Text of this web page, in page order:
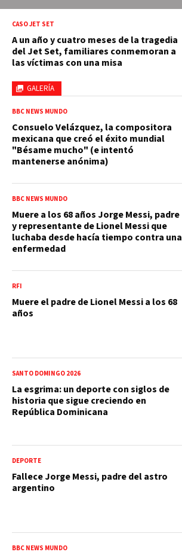
GALERÍA
CASO JET SET
A un año y cuatro meses de la tragedia
del Jet Set, familiares conmemoran a
las víctimas con una misa
BBC NEWS MUNDO
Consuelo Velázquez, la compositora
mexicana que creó el éxito mundial
"Bésame mucho" (e intentó
mantenerse anónima)
BBC NEWS MUNDO
Muere a los 68 años Jorge Messi, padre
y representante de Lionel Messi que
luchaba desde hacía tiempo contra una
enfermedad
RFI
Muere el padre de Lionel Messi a los 68
años
SANTO DOMINGO 2026
La esgrima: un deporte con siglos de
historia que sigue creciendo en
República Dominicana
DEPORTE
Fallece Jorge Messi, padre del astro
argentino
BBC NEWS MUNDO